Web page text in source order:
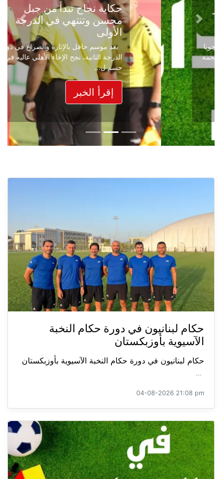
حكاية نجاح تبدأ من جبل
محسن وتنتهي في الدرجة
الأولى
بعد موسم حافل بالإثارة والصراع في دوري
الدرجة الثانية، نجح الإخاء الأهلي عاليه في
حسم ل...
إقرأ الخبر
Previous
Next
حكام لبنانيون في دورة حكام النخبة
الآسيوية بأوزبكستان
حكام لبنانيون في دورة حكام النخبة الآسيوية بأوزبكستان
...
04-08-2026 21:08 pm